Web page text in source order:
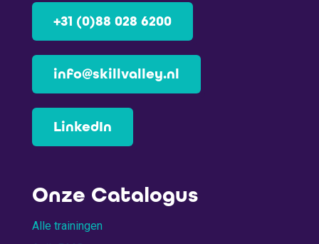
+31 (0)88 028 6200
info@skillvalley.nl
LinkedIn
Onze Catalogus
Alle trainingen